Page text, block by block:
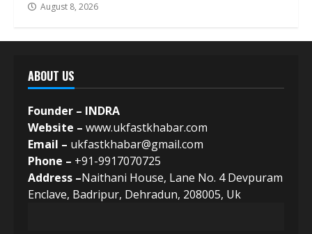
August 8, 2026
ABOUT US
Founder – INDRA
Website – www.ukfastkhabar.com
Email – ukfastkhabar@gmail.com
Phone – +91-9917070725
Address –Naithani House, Lane No. 4 Devpuram
Enclave, Badripur, Dehradun, 208005, Uk